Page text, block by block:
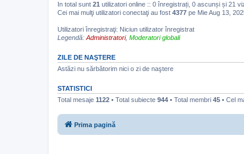
In total sunt 21 utilizatori online :: 0 înregistrați, 0 ascunși și 21
Cei mai mulţi utilizatori conectaţi au fost 4377 pe Mie Aug 13,
Utilizatori înregistraţi: Niciun utilizator înregistrat
Legendă: Administratori, Moderatori globali
ZILE DE NAŞTERE
Astăzi nu sărbătorim nici o zi de naştere
STATISTICI
Total mesaje 1122 • Total subiecte 944 • Total membri 45 • Cel
Prima pagină